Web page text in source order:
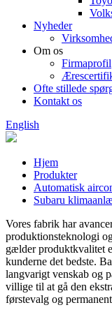
Nyheder
Om os
Firmaprofil
Ofte stillede
Kontakt os
English
Hjem
Produkter
Automatisk
Subaru
Vores fabrik har
produktionsteknologi
gælder produktkvalitet
kunderne det bedste.
langvarigt venskab og
villige til at gå den
førstevalg og